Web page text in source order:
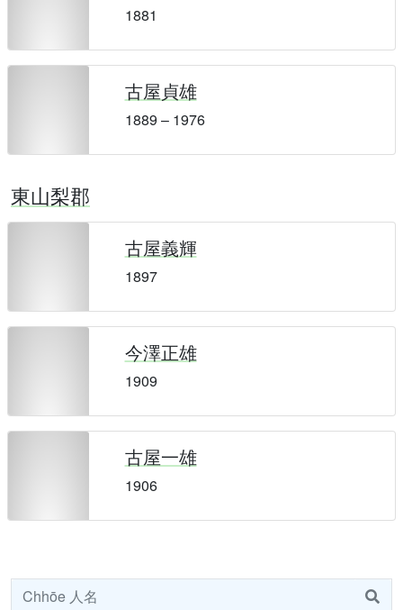
1881
古屋貞雄
1889 – 1976
東山梨郡
古屋義輝
1897
今澤正雄
1909
古屋一雄
1906